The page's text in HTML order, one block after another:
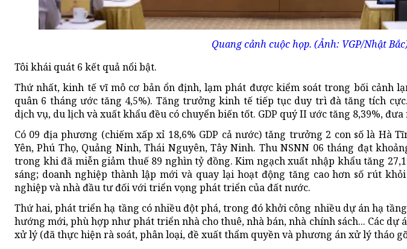
Quang cảnh cuộc họp. (Ảnh: VGP/Nhật
Tôi khái quát 6 kết quả nổi bật.
Thứ nhất, kinh tế vĩ mô cơ bản ổn định, lạm phát được kiểm soát trong bối cảnh
quân 6 tháng ước tăng 4,5%). Tăng trưởng kinh tế tiếp tục duy trì đà tăng tích
dịch vụ, du lịch và xuất khẩu đều có chuyển biến tốt. GDP quý II ước tăng 8,39%,
Có 09 địa phương (chiếm xấp xỉ 18,6% GDP cả nước) tǎng trưởng 2 con số là Hà
Yên, Phú Thọ, Quảng Ninh, Thái Nguyên, Tây Ninh. Thu NSNN 06 tháng đạt
trong khi đã miễn giảm thuế 89 nghìn tỷ đồng. Kim ngạch xuất nhập khẩu tăng
sáng; doanh nghiệp thành lập mới và quay lại hoạt động tăng cao hơn số rút
nghiệp và nhà đầu tư đối với triển vọng phát triển của đất nước.
Thứ hai, phát triển hạ tầng có nhiều đột phá, trong đó khởi công nhiều dự án hạ
hướng mới, phù hợp như phát triển nhà cho thuê, nhà bán, nhà chính sách... Các
xử lý (đã thực hiện rà soát, phân loại, đề xuất thẩm quyền và phương án xử lý tháo